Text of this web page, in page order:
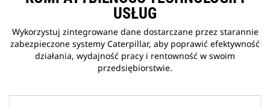
USŁUG
Wykorzystuj zintegrowane dane dostarczane przez starannie
zabezpieczone systemy Caterpillar, aby poprawić efektywność
działania, wydajność pracy i rentowność w swoim
przedsiębiorstwie.